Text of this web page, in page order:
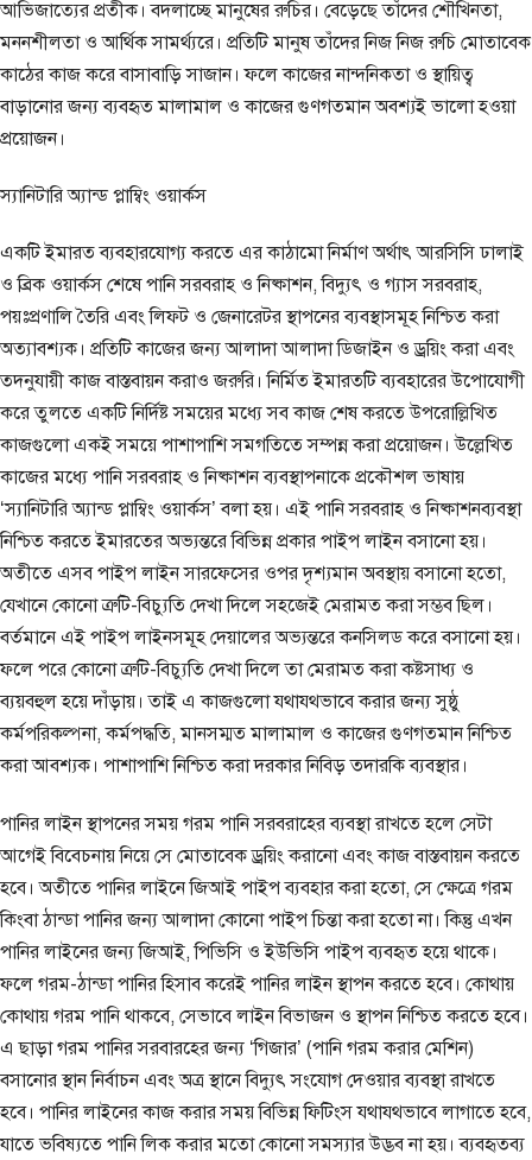
আভিজাত্যের প্রতীক। বদলাচ্ছে মানুষের রুচির। বেড়েছে তাঁদের শৌখিনতা,
মননশীলতা ও আর্থিক সামর্থ্যরে। প্রতিটি মানুষ তাঁদের নিজ নিজ রুচি মোতাবেক
কাঠের কাজ করে বাসাবাড়ি সাজান। ফলে কাজের নান্দনিকতা ও স্থায়িত্ব
বাড়ানোর জন্য ব্যবহৃত মালামাল ও কাজের গুণগতমান অবশ্যই ভালো হওয়া
প্রয়োজন।
স্যানিটারি অ্যান্ড প্লাম্বিং ওয়ার্কস
একটি ইমারত ব্যবহারযোগ্য করতে এর কাঠামো নির্মাণ অর্থাৎ আরসিসি ঢালাই
ও ব্রিক ওয়ার্কস শেষে পানি সরবরাহ ও নিষ্কাশন, বিদ্যুৎ ও গ্যাস সরবরাহ,
পয়ঃপ্রণালি তৈরি এবং লিফট ও জেনারেটর স্থাপনের ব্যবস্থাসমূহ নিশ্চিত করা
অত্যাবশ্যক। প্রতিটি কাজের জন্য আলাদা আলাদা ডিজাইন ও ড্রয়িং করা এবং
তদনুযায়ী কাজ বাস্তবায়ন করাও জরুরি। নির্মিত ইমারতটি ব্যবহারের উপোযোগী
করে তুলতে একটি নির্দিষ্ট সময়ের মধ্যে সব কাজ শেষ করতে উপরোল্লিখিত
কাজগুলো একই সময়ে পাশাপাশি সমগতিতে সম্পন্ন করা প্রয়োজন। উল্লেখিত
কাজের মধ্যে পানি সরবরাহ ও নিষ্কাশন ব্যবস্থাপনাকে প্রকৌশল ভাষায়
‘স্যানিটারি অ্যান্ড প্লাম্বিং ওয়ার্কস’ বলা হয়। এই পানি সরবরাহ ও নিষ্কাশনব্যবস্থা
নিশ্চিত করতে ইমারতের অভ্যন্তরে বিভিন্ন প্রকার পাইপ লাইন বসানো হয়।
অতীতে এসব পাইপ লাইন সারফেসের ওপর দৃশ্যমান অবস্থায় বসানো হতো,
যেখানে কোনো ত্রুটি-বিচ্যুতি দেখা দিলে সহজেই মেরামত করা সম্ভব ছিল।
বর্তমানে এই পাইপ লাইনসমূহ দেয়ালের অভ্যন্তরে কনসিলড করে বসানো হয়।
ফলে পরে কোনো ত্রুটি-বিচ্যুতি দেখা দিলে তা মেরামত করা কষ্টসাধ্য ও
ব্যয়বহুল হয়ে দাঁড়ায়। তাই এ কাজগুলো যথাযথভাবে করার জন্য সুষ্ঠু
কর্মপরিকল্পনা, কর্মপদ্ধতি, মানসম্মত মালামাল ও কাজের গুণগতমান নিশ্চিত
করা আবশ্যক। পাশাপাশি নিশ্চিত করা দরকার নিবিড় তদারকি ব্যবস্থার।
পানির লাইন স্থাপনের সময় গরম পানি সরবরাহের ব্যবস্থা রাখতে হলে সেটা
আগেই বিবেচনায় নিয়ে সে মোতাবেক ড্রয়িং করানো এবং কাজ বাস্তবায়ন করতে
হবে। অতীতে পানির লাইনে জিআই পাইপ ব্যবহার করা হতো, সে ক্ষেত্রে গরম
কিংবা ঠান্ডা পানির জন্য আলাদা কোনো পাইপ চিন্তা করা হতো না। কিন্তু এখন
পানির লাইনের জন্য জিআই, পিভিসি ও ইউভিসি পাইপ ব্যবহৃত হয়ে থাকে।
ফলে গরম-ঠান্ডা পানির হিসাব করেই পানির লাইন স্থাপন করতে হবে। কোথায়
কোথায় গরম পানি থাকবে, সেভাবে লাইন বিভাজন ও স্থাপন নিশ্চিত করতে হবে।
এ ছাড়া গরম পানির সরবারহের জন্য ‘গিজার’ (পানি গরম করার মেশিন)
বসানোর স্থান নির্বাচন এবং অত্র স্থানে বিদ্যুৎ সংযোগ দেওয়ার ব্যবস্থা রাখতে
হবে। পানির লাইনের কাজ করার সময় বিভিন্ন ফিটিংস যথাযথভাবে লাগাতে হবে,
যাতে ভবিষ্যতে পানি লিক করার মতো কোনো সমস্যার উদ্ভব না হয়। ব্যবহৃতব্য